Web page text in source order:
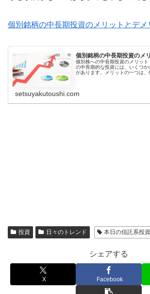
個別銘柄の中長期投資のメリットとデメ
個別銘柄の中長期投資のメ
個別株への中長期投資のメリッ
の中長期的な投資には、いくつか
があります。メリットの一つは
setsuyakutoushi.com
投資 日々のトレンド 本日の信託系投
シェアする
X Facebook